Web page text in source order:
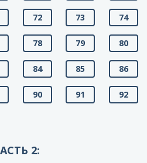
72 73 74
78 79 80
84 85 86
90 91 92
2: